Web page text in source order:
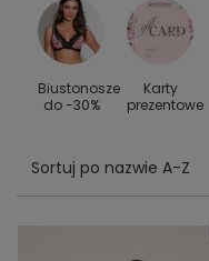
Biustonosze
do -30%
Karty
prezentowe
Sortuj po nazwie A-Z